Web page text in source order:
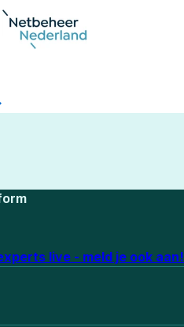
live - meld je ook aan!